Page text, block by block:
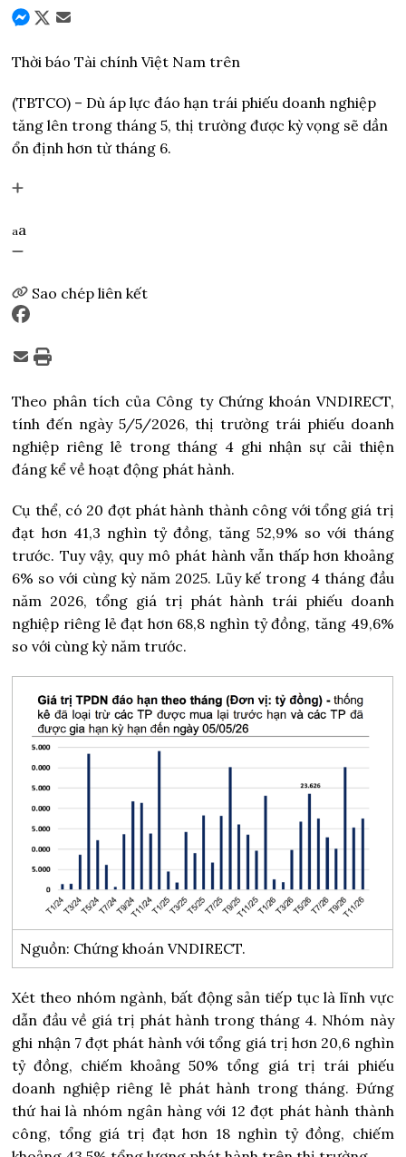
Thời báo Tài chính Việt Nam trên
(TBTCO) – Dù áp lực đáo hạn trái phiếu doanh nghiệp
tăng lên trong tháng 5, thị trường được kỳ vọng sẽ dần
ổn định hơn từ tháng 6.
aa
Sao chép liên kết
Theo phân tích của Công ty Chứng khoán VNDIRECT,
tính đến ngày 5/5/2026, thị trường trái phiếu doanh
nghiệp riêng lẻ trong tháng 4 ghi nhận sự cải thiện
đáng kể về hoạt động phát hành.
Cụ thể, có 20 đợt phát hành thành công với tổng giá trị
đạt hơn 41,3 nghìn tỷ đồng, tăng 52,9% so với tháng
trước. Tuy vậy, quy mô phát hành vẫn thấp hơn khoảng
6% so với cùng kỳ năm 2025. Lũy kế trong 4 tháng đầu
năm 2026, tổng giá trị phát hành trái phiếu doanh
nghiệp riêng lẻ đạt hơn 68,8 nghìn tỷ đồng, tăng 49,6%
so với cùng kỳ năm trước.
Nguồn: Chứng khoán VNDIRECT.
Xét theo nhóm ngành, bất động sản tiếp tục là lĩnh vực
dẫn đầu về giá trị phát hành trong tháng 4. Nhóm này
ghi nhận 7 đợt phát hành với tổng giá trị hơn 20,6 nghìn
tỷ đồng, chiếm khoảng 50% tổng giá trị trái phiếu
doanh nghiệp riêng lẻ phát hành trong tháng. Đứng
thứ hai là nhóm ngân hàng với 12 đợt phát hành thành
công, tổng giá trị đạt hơn 18 nghìn tỷ đồng, chiếm